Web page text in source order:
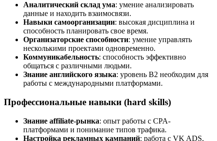
Аналитический склад ума: умение анализировать
данные и находить взаимосвязи.
Навыки самоорганизации: высокая дисциплина и
способность планировать свое время.
Организаторские способности: умение управлять
несколькими проектами одновременно.
Коммуникабельность: способность эффективно
общаться с различными людьми.
Знание английского языка: уровень В2 необходим для
работы с международными платформами.
Профессиональные навыки (hard skills)
Знание affiliate-рынка: опыт работы с CPA-
платформами и понимание типов трафика.
Настройка рекламных кампаний: работа с VK ADS,